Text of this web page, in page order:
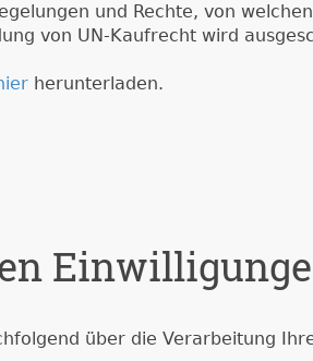
und Rechte, von
von UN-Kaufrecht wird
herunterladen.
über die Verarbeitung